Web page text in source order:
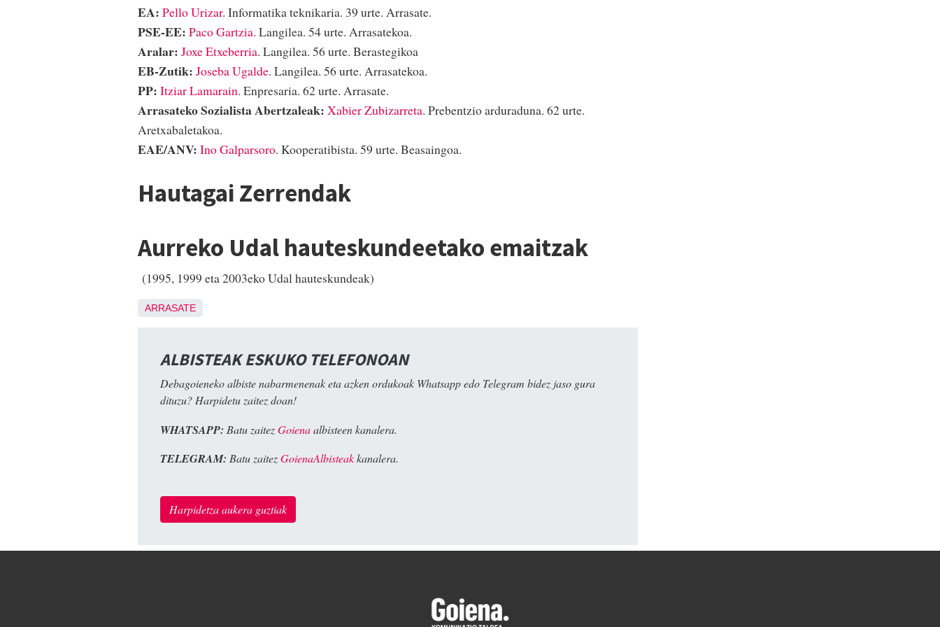
EA: Pello Urizar. Informatika teknikaria. 39 urte. Arrasate.
PSE-EE: Paco Gartzia. Langilea. 54 urte. Arrasatekoa.
Aralar: Joxe Etxeberria. Langilea. 56 urte. Berastegikoa
EB-Zutik: Joseba Ugalde. Langilea. 56 urte. Arrasatekoa.
PP: Itziar Lamarain. Enpresaria. 62 urte. Arrasate.
Arrasateko Sozialista Abertzaleak: Xabier Zubizarreta. Prebentzio arduraduna. 62 urte.
Aretxabaletakoa.
EAE/ANV: Ino Galparsoro. Kooperatibista. 59 urte. Beasaingoa.
Hautagai Zerrendak
Aurreko Udal hauteskundeetako emaitzak
(1995, 1999 eta 2003eko Udal hauteskundeak)
ARRASATE
ALBISTEAK ESKUKO TELEFONOAN
Debagoieneko albiste nabarmenenak eta azken ordukoak Whatsapp edo Telegram bidez jaso gura
dituzu? Harpidetu zaitez doan!
WHATSAPP: Batu zaitezGoienaalbisteen kanalera.
TELEGRAM: Batu zaitezGoienaAlbisteakkanalera.
Harpidetza aukera guztiak